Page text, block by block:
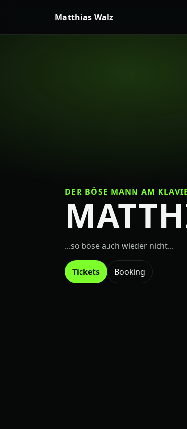
Matthias Walz
DER BÖSE MANN AM
...so böse auch wieder nicht...
Tickets Booking